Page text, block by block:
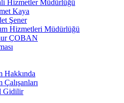
Hizmetler Müdürlüğü
Kaya
Şener
Hizmetleri Müdürlüğü
ÇOBAN
Hakkında
Çalışanları
Gidilir